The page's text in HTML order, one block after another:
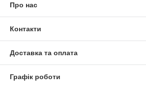
Про нас
Контакти
Доставка та оплата
Графік роботи